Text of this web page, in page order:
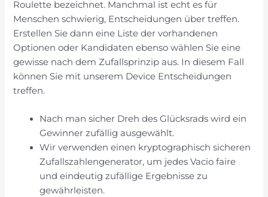
Roulette bezeichnet. Manchmal ist echt es für
Menschen schwierig, Entscheidungen über treffen.
Erstellen Sie dann eine Liste der vorhandenen
Optionen oder Kandidaten ebenso wählen Sie eine
gewisse nach dem Zufallsprinzip aus. In diesem Fall
können Sie mit unserem Device Entscheidungen
treffen.
Nach man sicher Dreh des Glücksrads wird ein
Gewinner zufällig ausgewählt.
Wir verwenden einen kryptographisch sicheren
Zufallszahlengenerator, um jedes Vacio faire
und eindeutig zufällige Ergebnisse zu
gewährleisten.